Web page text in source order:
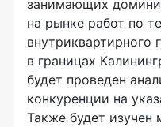
занимающих
на рынке работ по
внутриквартирного
в границах
будет проведен
конкуренции на
Также будет изучен